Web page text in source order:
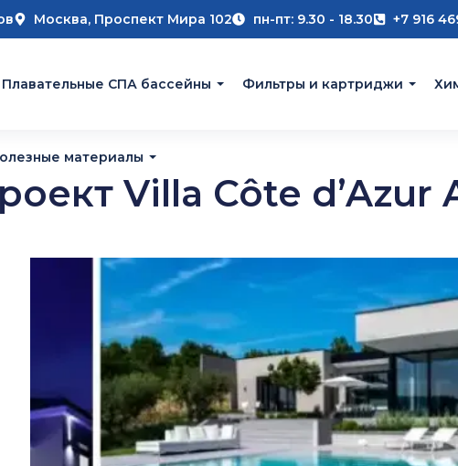
Москва, Проспект Мира 102 пн-пт: 9.30 - 18.30 +7 916
Плавательные СПА бассейны Фильтры и картриджи
материалы
Villa Côte d’Azur